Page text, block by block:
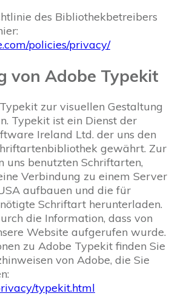
des Bibliothekbetreibers
policies/privacy/
von Adobe Typekit
zur visuellen Gestaltung
Typekit ist ein Dienst der
Ireland Ltd. der uns den
gewährt. Zur
uns benutzten Schriftarten,
Verbindung zu einem Server
aufbauen und die für
Schriftart herunterladen.
die Information, dass von
Website aufgerufen wurde.
zu Adobe Typekit finden Sie
von Adobe, die Sie
typekit.html